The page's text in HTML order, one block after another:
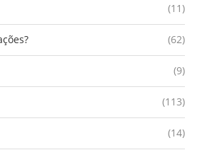
(11)
(62)
(9)
(113)
(14)